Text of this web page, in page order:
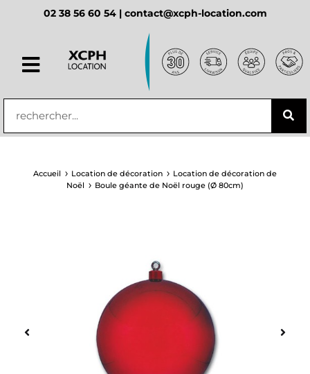
principal02 38 56 60 54 | contact@xcph-location.com
Accueil Location de décoration
Location de décoration de
Noël
Boule géante de Noël rouge (Ø 80cm)